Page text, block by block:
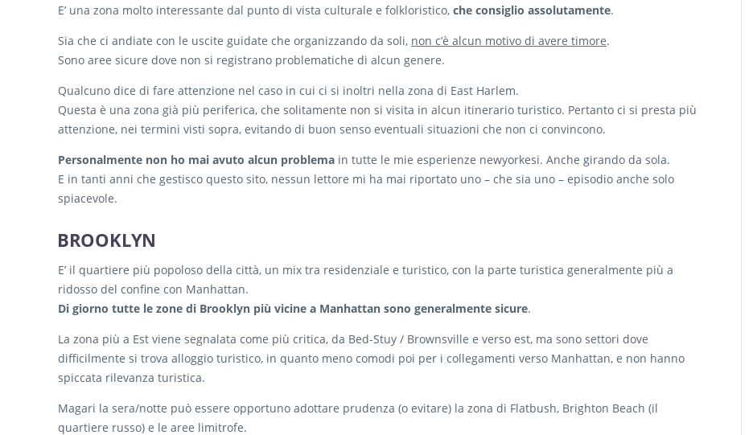
E’ una zona molto interessante dal punto di vista culturale e folkloristico, che consiglio assolutamente.
Sia che ci andiate con le uscite guidate che organizzando da soli, non c’è alcun motivo di avere timore.
Sono aree sicure dove non si registrano problematiche di alcun genere.
Qualcuno dice di fare attenzione nel caso in cui ci si inoltri nella zona di East Harlem.
Questa è una zona già più periferica, che solitamente non si visita in alcun itinerario turistico. Pertanto ci si presta più
attenzione, nei termini visti sopra, evitando di buon senso eventuali situazioni che non ci convincono.
Personalmente non ho mai avuto alcun problema in tutte le mie esperienze newyorkesi. Anche girando da sola.
E in tanti anni che gestisco questo sito, nessun lettore mi ha mai riportato uno – che sia uno – episodio anche solo
spiacevole.
BROOKLYN
E’ il quartiere più popoloso della città, un mix tra residenziale e turistico, con la parte turistica generalmente più a
ridosso del confine con Manhattan.
Di giorno tutte le zone di Brooklyn più vicine a Manhattan sono generalmente sicure.
La zona più a Est viene segnalata come più critica, da Bed-Stuy / Brownsville e verso est, ma sono settori dove
difficilmente si trova alloggio turistico, in quanto meno comodi poi per i collegamenti verso Manhattan, e non hanno
spiccata rilevanza turistica.
Magari la sera/notte può essere opportuno adottare prudenza (o evitare) la zona di Flatbush, Brighton Beach (il
quartiere russo) e le aree limitrofe.